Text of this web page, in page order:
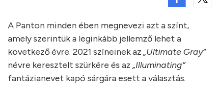
A Panton minden ében megnevezi azt a színt,
amely szerintük a leginkább jellemző lehet a
következő évre. 2021 színeinek az „Ultimate Gray”
névre keresztelt szürkére és az „Illuminating”
fantázianevet kapó sárgára esett a választás.